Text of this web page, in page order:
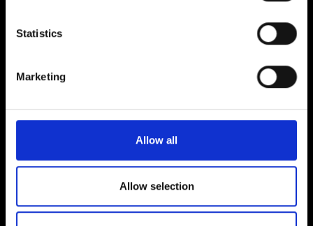
Statistics
Marketing
Allow all
Allow selection